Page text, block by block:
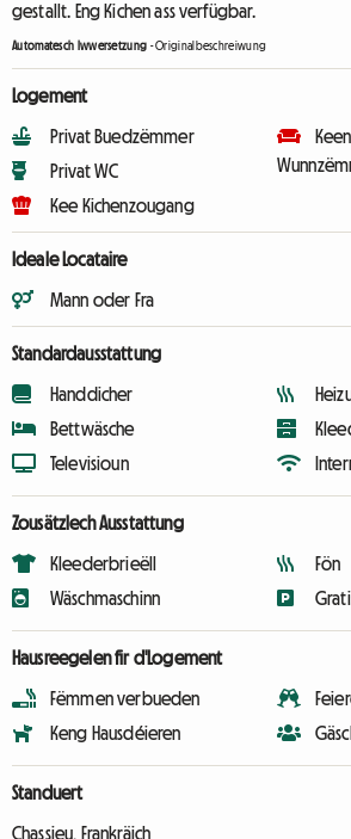
gestallt. Eng Kichen ass verfügbar.
Automatesch Iwwersetzung -Originalbeschreiwung
Logement
Privat Buedzëmmer
Privat WC
Kee Kichenzougang
Ideale Locataire
Mann oder Fra
Standardausstattung
Handdicher
Bettwäsche
Televisioun
Zousätzlech Ausstattung
Kleederbrieëll
Wäschmaschinn
Fön
Hausreegelen fir d'Logement
Fëmmen verbueden
Keng Hausdéieren
Standuert
Chassieu, Frankräich